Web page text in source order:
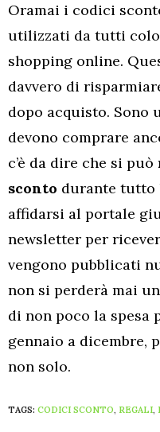
Oramai i codici
utilizzati da tutti
shopping online.
davvero di
dopo acquisto.
devono comprare
c’è da dire che si può
sconto durante tutto
affidarsi al portale
newsletter per
vengono pubblicati
non si perderà mai
di non poco la spesa
gennaio a dicembre,
non solo.
TAGS: CODICI SCONTO, REGALI,